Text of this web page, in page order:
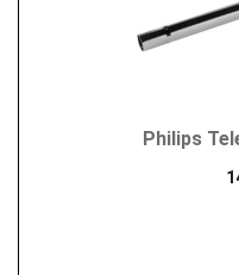
Philips